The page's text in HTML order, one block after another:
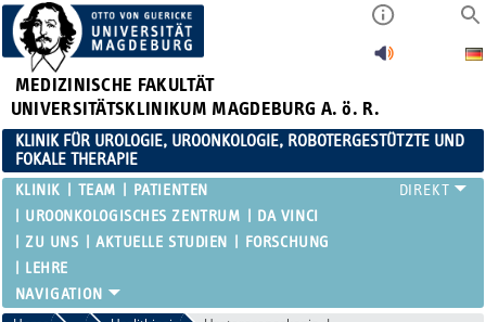
MEDIZINISCHE FAKULTÄT
UNIVERSITÄTSKLINIKUM MAGDEBURG A. ö. R.
KLINIK FÜR UROLOGIE, UROONKOLOGIE, ROBOTERGESTÜTZTE UND
FOKALE THERAPIE
KLINIK TEAM
PATIENTEN
UROONKOLOGISCHES ZENTRUM
DA VINCI
ZU UNS
AKTUELLE STUDIEN
FORSCHUNG
LEHRE